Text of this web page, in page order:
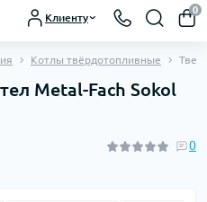
Клиенту
0
Котлы твёрдотопливные
Metal-Fach Sokol
0